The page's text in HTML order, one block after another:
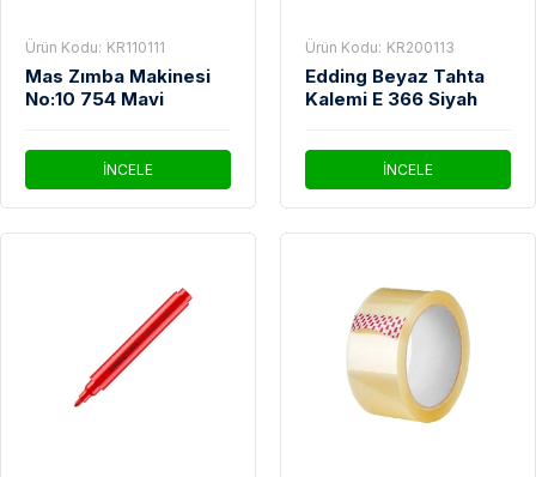
Ürün Kodu: KR110111
Mas Zımba Makinesi
No:10 754 Mavi
İNCELE
Ürün Kodu: KR200113
Edding Beyaz Tahta
Kalemi E 366 Siyah
İNCELE